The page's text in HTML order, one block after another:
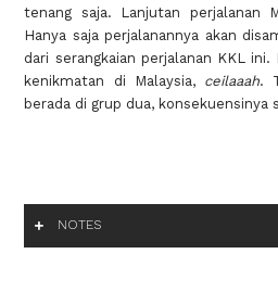
tenang saja. Lanjutan perjalanan
Hanya saja perjalanannya akan
dari serangkaian perjalanan KKL
kenikmatan di Malaysia, ceilaaah.
berada di grup dua, konsekuensinya
NOTES